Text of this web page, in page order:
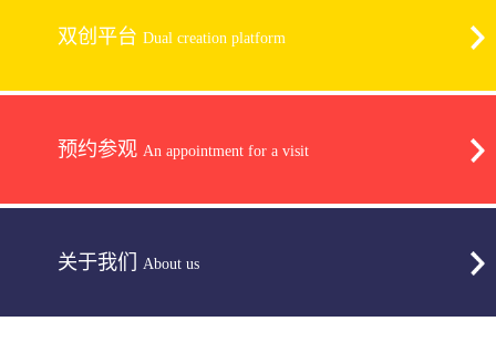
双创平台 Dual creation platform
预约参观 An appointment for a visit
关于我们 About us